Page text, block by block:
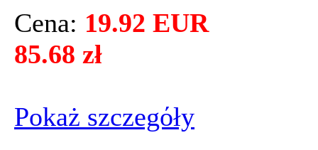
Cena: 19.92 EUR
85.68 zł
Pokaż szczegόły